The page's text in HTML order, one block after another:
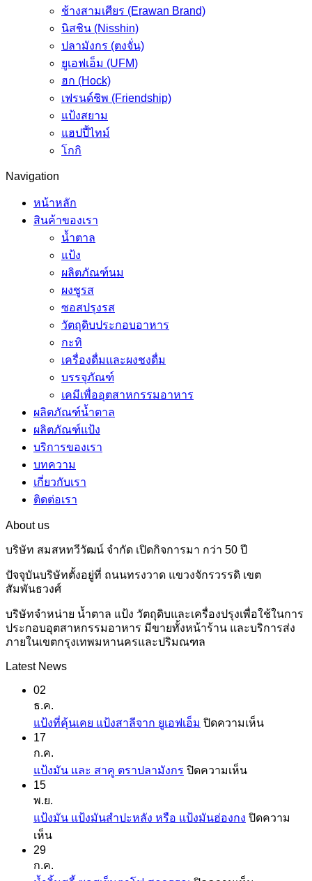
ช้างสามเศียร (Erawan Brand)
นิสชิน (Nisshin)
ปลามังกร (ตงจั่น)
ยูเอฟเอ็ม (UFM)
ฮก (Hock)
เฟรนด์ชิพ (Friendship)
แป้งสยาม
แฮปปี้ไทม์
โกกิ
Navigation
หน้าหลัก
สินค้าของเรา
น้ำตาล
แป้ง
ผลิตภัณฑ์นม
ผงชูรส
ซอสปรุงรส
วัตถุดิบประกอบอาหาร
กะทิ
เครื่องดื่มและผงชงดื่ม
บรรจุภัณฑ์
เคมีเพื่ออุตสาหกรรมอาหาร
ผลิตภัณฑ์น้ำตาล
ผลิตภัณฑ์แป้ง
บริการของเรา
บทความ
เกี่ยวกับเรา
ติดต่อเรา
About us
บริษัท สมสหทวีวัฒน์ จำกัด เปิดกิจการมา กว่า 50 ปี
ปัจจุบันบริษัทตั้งอยู่ที่ ถนนทรงวาด แขวงจักรวรรดิ เขต
สัมพันธวงศ์
บริษัทจำหน่าย น้ำตาล แป้ง วัตถุดิบและเครื่องปรุงเพื่อใช้ในการ
ประกอบอุตสาหกรรมอาหาร มีขายทั้งหน้าร้าน และบริการส่ง
ภายในเขตกรุงเทพมหานครและปริมณฑล
Latest News
02
ธ.ค.
แป้งที่คุ้นเคย แป้งสาลีจาก ยูเอฟเอ็ม ปิดความเห็นบน
17
ก.ค.
แป้งมัน และ สาคู ตราปลามังกร ปิดความเห็นบน
และ
15
พ.ย.
แป้งมัน แป้งมันสำปะหลัง หรือ แป้งมันฮ่องกง ปิดความ
เห็นบน
มัน
29
ก.ค.